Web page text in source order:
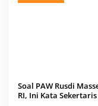
Soal PAW Rusdi
RI, Ini Kata Sekertaris